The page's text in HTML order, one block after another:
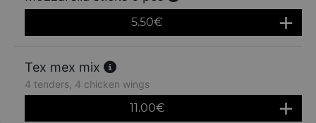
5.50€
Tex mex mix
4 tenders, 4 chicken wings
11.00€